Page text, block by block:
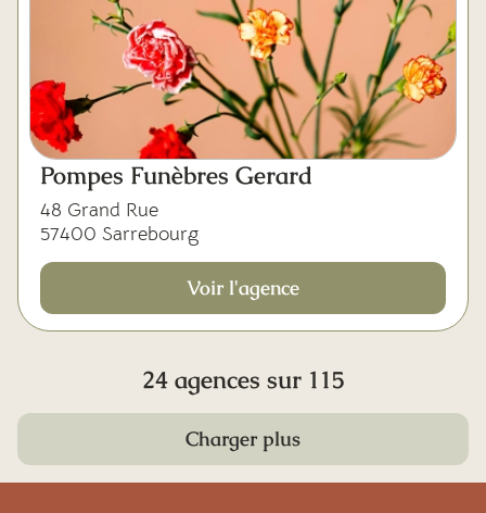
Pompes Funèbres Gerard
48 Grand Rue
57400 Sarrebourg
Voir l'agence
24 agences sur 115
Charger plus